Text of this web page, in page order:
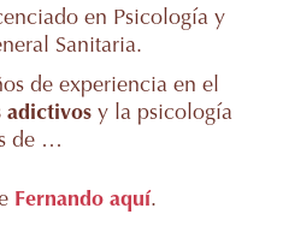
en Psicología y
Sanitaria.
de experiencia en el
adictivosy la psicología
de …
Fernando aquí.